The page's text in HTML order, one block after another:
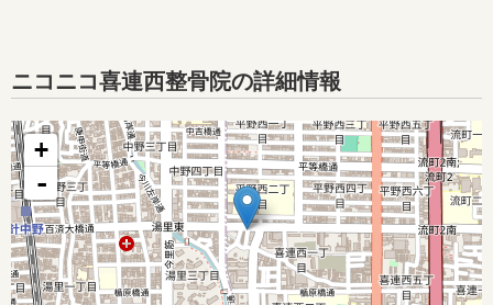
ニコニコ喜連西整骨院の詳細情報
+
-